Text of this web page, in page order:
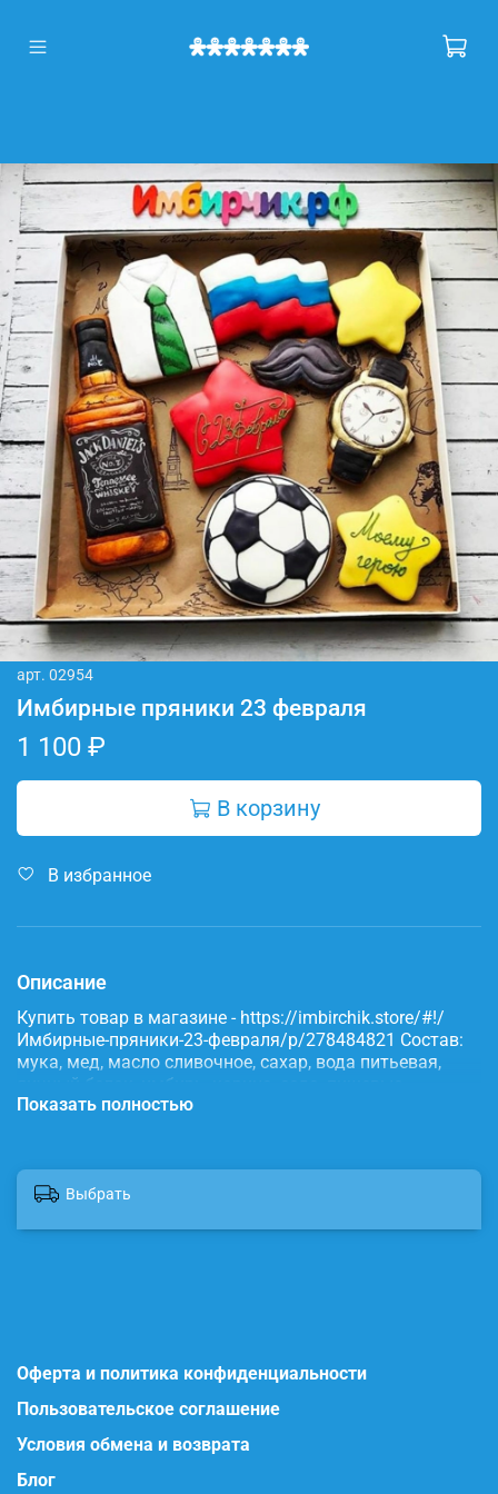
арт. 02954
Имбирные пряники 23 февраля
1 100 ₽
В корзину
В избранное
Описание
Купить товар в магазине - https://imbirchik.store/#!/
Имбирные-пряники-23-февраля/p/278484821 Состав:
мука, мед, масло сливочное, сахар, вода питьевая,
яичный белок, имбирь, корица, сода, пищевые
красители.
Показать полностью
Выбрать
Оферта и политика конфиденциальности
Пользовательское соглашение
Условия обмена и возврата
Блог